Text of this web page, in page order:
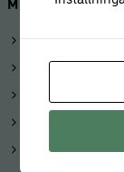
Logga in
Mitt konto
Våra butiker